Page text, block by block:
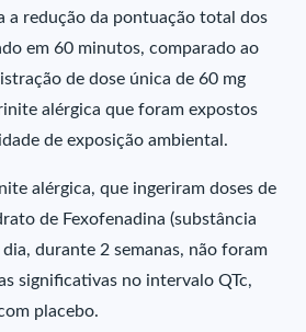
a redução da pontuação total dos
em 60 minutos, comparado ao
de dose única de 60 mg
alérgica que foram expostos
de exposição ambiental.
alérgica, que ingeriram doses de
de Fexofenadina (substância
dia, durante 2 semanas, não foram
significativas no intervalo QTc,
placebo.